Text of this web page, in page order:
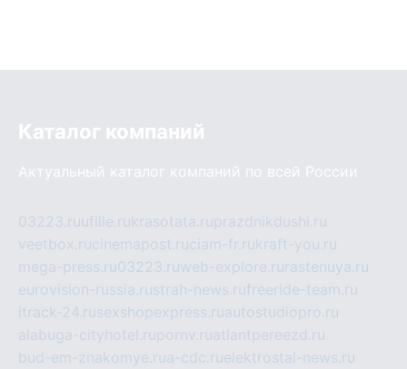
Каталог компаний
Актуальный каталог компаний по всей России
03223.ruufille.rukrasotata.ruprazdnikdushi.ru
veetbox.rucinemapost.ruciam-fr.rukraft-you.ru
mega-press.ru03223.ruweb-explore.ru rastenuya.ru
eurovision-russia.rustrah-news.rufreeride-team.ru
itrack-24.rusexshopexpress.ruautostudiopro.ru
alabuga-cityhotel.rupornv.ruatlantpereezd.ru
bud-em-znakomye.rua-cdc.ruelektrostal-news.ru